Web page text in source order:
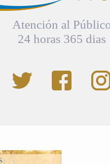
Atención al
24 horas 365 dias